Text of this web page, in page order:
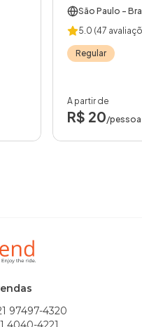
São Paulo -
5.0 (47
Regular
A partir de
R$ 20/pessoa
97497-4320